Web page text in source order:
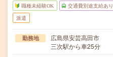
職種未経験OK 交通費別途支給あり
派遣
勤務地
広島県安芸高田市
三次駅から車25分